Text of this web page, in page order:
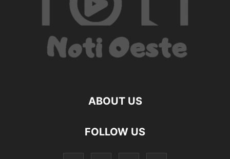
ABOUT US
FOLLOW US